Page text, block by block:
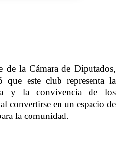
de la Cámara de Diputados,
que este club representa la
y la convivencia de los
convertirse en un espacio de
la comunidad.